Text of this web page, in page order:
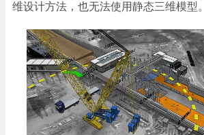
维设计方法，也无法使用静态三维模型。